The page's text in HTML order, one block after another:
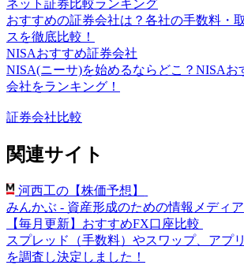
ネット証券比較ランキング
おすすめの証券会社は？各社の手数料・
スを徹底比較！
NISAおすすめ証券会社
NISA(ニーサ)を始めるならどこ？NISAお
会社をランキング！
証券会社比較
関連サイト
河西工の【株価予想】
みんかぶ - 資産形成のための情報メディア
【毎月更新】おすすめFX口座比較
スプレッド（手数料）やスワップ、アプ
を調査し決定しました！